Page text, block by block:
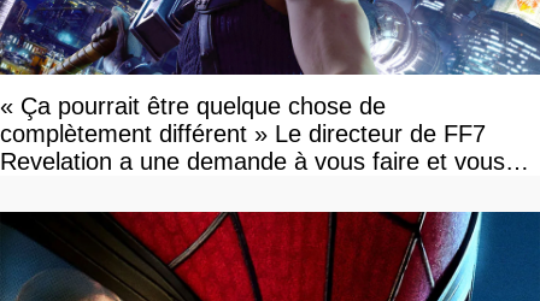
« Ça pourrait être quelque chose de
complètement différent » Le directeur de FF7
Revelation a une demande à vous faire et vous